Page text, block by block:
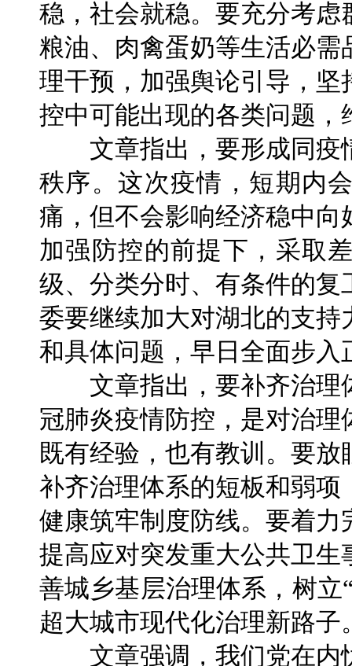
稳，社会就稳。要充分考
粮油、肉禽蛋奶等生活必
理干预，加强舆论引导，
控中可能出现的各类问题，
文章指出，要形成同疫
秩序。这次疫情，短期内
痛，但不会影响经济稳中
加强防控的前提下，采取
级、分类分时、有条件的
委要继续加大对湖北的支
和具体问题，早日全面步入
文章指出，要补齐治理
冠肺炎疫情防控，是对治
既有经验，也有教训。要
补齐治理体系的短板和弱
健康筑牢制度防线。要着
提高应对突发重大公共卫
善城乡基层治理体系，树立
超大城市现代化治理新路子
文章强调，我们党在内